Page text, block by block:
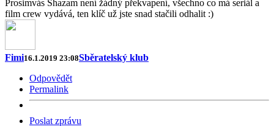
Prosimvás Shazam není žádný překvapení, všechno co má seriál a
film crew vydává, ten klíč už jste snad stačili odhalit :)
Fimi16.1.2019 23:08Sběratelský klub
Odpovědět
Permalink
Poslat zprávu